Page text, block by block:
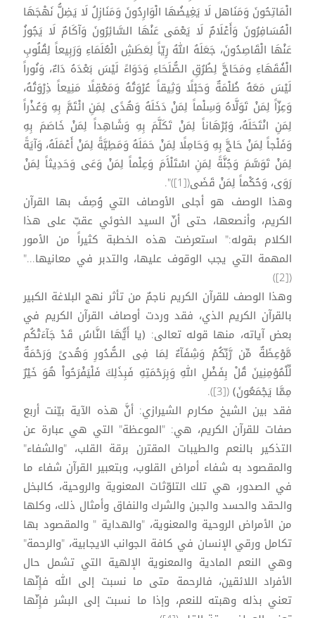
الْمَاتِحُونَ وَمَنَاهل لَا يَغِيضُهَا الْوَارِدُونَ وَمَنَازِلُ لَا يَضِلُّ نَهْجَهَا
الْمُسَافِرُونَ وَأَعْلَامٌ لَا يَعْمَى عَنْهَا السَّائِرُونَ وَآكَامٌ لَا يَجُوزُ
عَنْهَا الْقَاصِدُونَ، جَعَلَهُ اللهُ رِيّاً لِعَطَشِ الْعُلَمَاءِ وَرَبِيعاً لِقُلُوبِ
الْفُقَهَاءِ ومَحَاجَّ لِطُرُقِ الصُّلَحَاءِ وَدَوَاءً لَيْسَ بَعْدَهُ دَاءٌ، وَنُوراً
لَيْسَ مَعَهُ ظُلْمَةٌ وَحَبْلًا وَثِيقاً عُرْوَتُهُ وَمَعْقِلًا مَنِيعاً ذِرْوَتُهُ،
وَعِزّاً لِمَنْ تَوَلَّاهُ وَسِلْماً لِمَنْ دَخَلَهُ وَهُدًى لِمَنِ ائْتَمَّ بِهِ وَعُذْراً
لِمَنِ انْتَحَلَهُ، وَبُرْهَاناً لِمَنْ تَكَلَّمَ بِهِ وَشَاهِداً لِمَنْ خَاصَمَ بِهِ
وَفَلْجاً لِمَنْ حَاجَّ بِهِ وَحَامِلًا لِمَنْ حَمَلَهُ وَمَطِيَّةً لِمَنْ أَعْمَلَهُ، وَآيَةً
لِمَنْ تَوَسَّمَ وَجُنَّةً لِمَنِ اسْتَلْأَمَ وَعِلْماً لِمَنْ وَعَى وَحَدِيثاً لِمَنْ
رَوَى، وَحُكْماً لِمَنْ قَضَى([1])".
وهذا الوصف هو أجلى الأوصاف التي وُصِفَ بها القرآن
الكريم، وأنصعها، حتى أنّ السيد الخوئي عقبّ على هذا
الكلام بقوله:" استعرضت هذه الخطبة كثيراً من الأمور
المهمة التي يجب الوقوف عليها، والتدبر في معانيها..."
([2])
وهذا الوصف للقرآن الكريم ناجمٌ من تأثر نهج البلاغة الكبير
بالقرآن الكريم الذي، فقد وردت أوصاف القرآن الكريم في
بعض آياته، منها قوله تعالى: ﴿يا أَيُّهَا النَّاسُ قَدْ جَآءَتْكُم
مَّوْعِظَةٌ مِّن رَّبِّكُمْ وَشِفَآءٌ لِمَا فِى الصُّدُورِ وَهُدىً وَرَحْمَةٌ
لِّلْمُؤمِنِينَ قُلْ بِفَضْلِ اللهِ وَبِرَحْمَتِهِ فَبِذَلِكَ فَلْيَفْرَحُواْ هُوَ خَيْرٌ
مِمَّا يَجْمَعُونَ﴾ ([3]).
فقد بين الشيخ مكارم الشيرازي: أنَّ هذه الآية بيّنت أربع
صفات للقرآن الكريم، هي: "الموعظة" التي هي عبارة عن
التذكير بالنعم والطيبات المقترن برقة القلب، "والشفاء"
والمقصود به شفاء أمراض القلوب، وبتعبير القرآن شفاء ما
في الصدور، هي تلك التلوّثات المعنوية والروحية، كالبخل
والحقد والحسد والجبن والشرك والنفاق وأمثال ذلك، وكلها
من الأمراض الروحية والمعنوية، "والهداية " والمقصود بها
تكامل ورقي الإنسان في كافة الجوانب الايجابية، "والرحمة"
وهي النعم المادية والمعنوية الإلهية التي تشمل حال
الأفراد اللائقين، فالرحمة متى ما نسبت إلى الله فإِنّها
تعني بذله وهبته للنعم، وإذا ما نسبت إلى البشر فإِنّها